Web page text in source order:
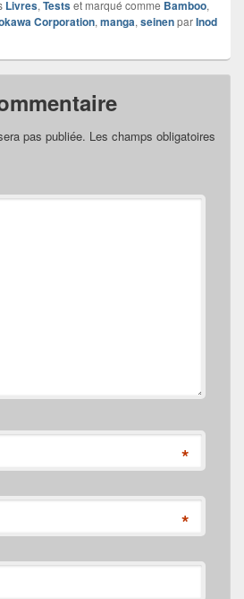
Livres, Testset marqué comme Bamboo,
Corporation, manga, seinenparInod
pas publiée. Les champs obligatoires
*
*